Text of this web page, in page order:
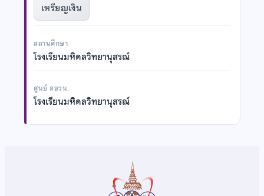
เหรียญเงิน
สถานศึกษา
โรงเรียนมหิดลวิทยานุสรณ์
ศูนย์ สอวน.
โรงเรียนมหิดลวิทยานุสรณ์